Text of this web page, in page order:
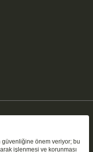
güvenliğine önem veriyor; bu
işlenmesi ve korunması